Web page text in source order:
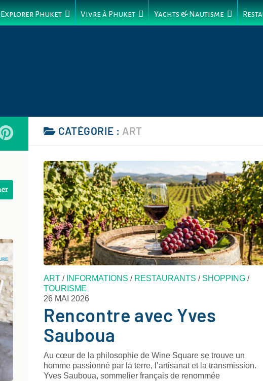
Explorer Phuket Vivre à Phuket Yachts & Nautisme
CATÉGORIE : ART
ART / INFORMATIONS / RESTAURANTS / SHOPPING /
TOURISME
26 MAI 2026
Rencontre avec Yves
Sauboua
Au cœur de la philosophie de Wine Square se trouve un
homme passionné par la terre, l’artisanat et la transmission.
Yves Sauboua, sommelier français de renommée